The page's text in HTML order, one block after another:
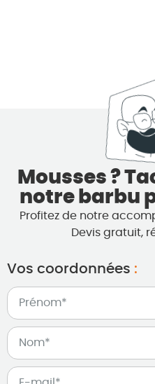
Mousses ?
notre barbu
Profitez de notre
Devis gratuit,
Vos coordonnées :